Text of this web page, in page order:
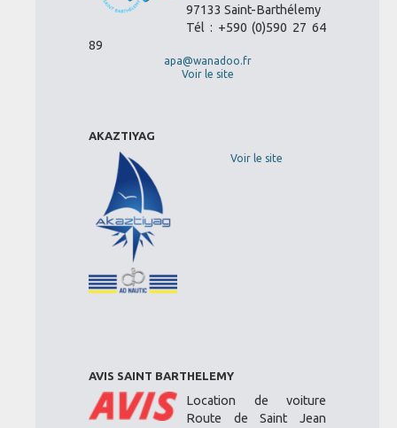
97133 Saint-Barthélemy
Tél : +590 (0)590 27 64
89
apa@wanadoo.fr
Voir le site
AKAZTIYAG
Voir le site
AVIS SAINT BARTHELEMY
Location de voiture
Route de Saint Jean